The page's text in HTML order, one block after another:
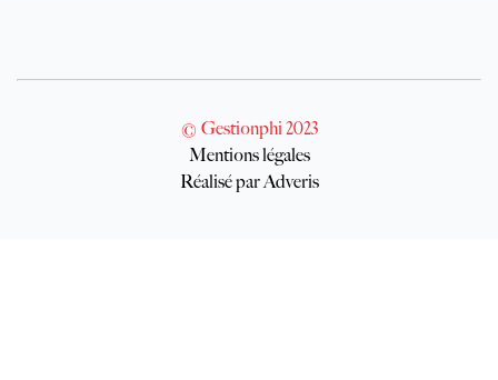
© Gestionphi 2023
Mentions légales
Réalisé par Adveris